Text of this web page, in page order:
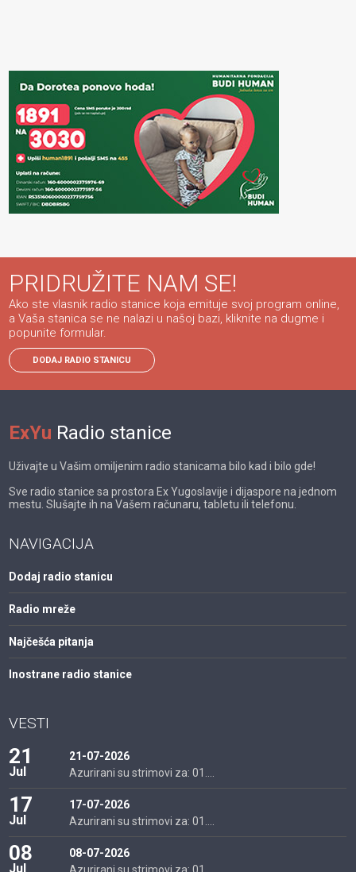
PRIDRUŽITE NAM SE!
Ako ste vlasnik radio stanice koja emituje svoj program online,
a Vaša stanica se ne nalazi u našoj bazi, kliknite na dugme i
popunite formular.
DODAJ RADIO STANICU
ExYu Radio stanice
Uživajte u Vašim omiljenim radio stanicama bilo kad i bilo gde!
Sve radio stanice sa prostora Ex Yugoslavije i dijaspore na jednom
mestu. Slušajte ih na Vašem računaru, tabletu ili telefonu.
NAVIGACIJA
Dodaj radio stanicu
Radio mreže
Najčešća pitanja
Inostrane radio stanice
VESTI
21
Jul
21-07-2026
Azurirani su strimovi za: 01....
17
Jul
17-07-2026
Azurirani su strimovi za: 01....
08
Jul
08-07-2026